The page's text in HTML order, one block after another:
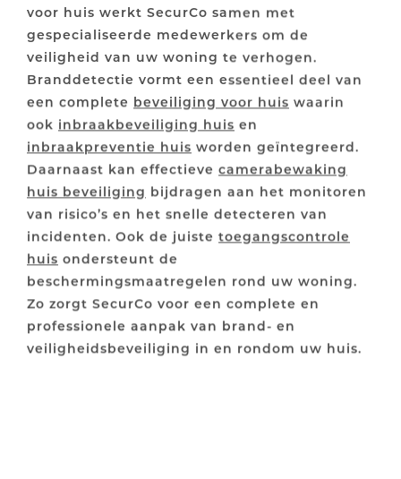
voor huis werkt SecurCo samen met
gespecialiseerde medewerkers om de
veiligheid van uw woning te verhogen.
Branddetectie vormt een essentieel deel van
een complete beveiliging voor huis waarin
ook inbraakbeveiliging huis en
inbraakpreventie huis worden geïntegreerd.
Daarnaast kan effectieve camerabewaking
huis beveiliging bijdragen aan het monitoren
van risico’s en het snelle detecteren van
incidenten. Ook de juiste toegangscontrole
huis ondersteunt de
beschermingsmaatregelen rond uw woning.
Zo zorgt SecurCo voor een complete en
professionele aanpak van brand- en
veiligheidsbeveiliging in en rondom uw huis.